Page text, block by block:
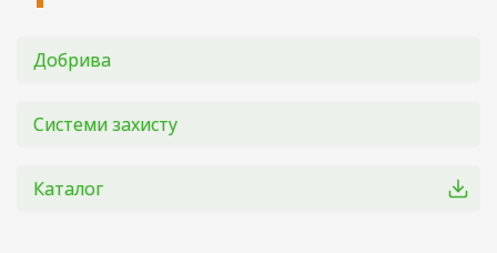
Добрива
Системи захисту
Каталог